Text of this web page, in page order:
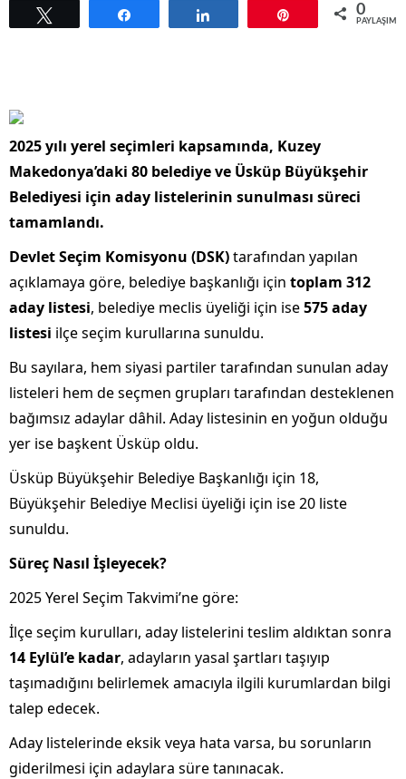
0
2025 yılı yerel seçimleri kapsamında, Kuzey
Makedonya’daki 80 belediye ve Üsküp Büyükşehir
Belediyesi için aday listelerinin sunulması süreci
tamamlandı.
Devlet Seçim Komisyonu (DSK)tarafından yapılan
açıklamaya göre, belediye başkanlığı için toplam 312
aday listesi, belediye meclis üyeliği için ise575 aday
listesi ilçe seçim kurullarına sunuldu.
Bu sayılara, hem siyasi partiler tarafından sunulan aday
listeleri hem de seçmen grupları tarafından desteklenen
bağımsız adaylar dâhil. Aday listesinin en yoğun olduğu
yer ise başkent Üsküp oldu.
Üsküp Büyükşehir Belediye Başkanlığı için 18,
Büyükşehir Belediye Meclisi üyeliği için ise 20 liste
sunuldu.
Süreç Nasıl İşleyecek?
2025 Yerel Seçim Takvimi’ne göre:
İlçe seçim kurulları, aday listelerini teslim aldıktan sonra
14 Eylül’e kadar, adayların yasal şartları taşıyıp
taşımadığını belirlemek amacıyla ilgili kurumlardan bilgi
talep edecek.
Aday listelerinde eksik veya hata varsa, bu sorunların
giderilmesi için adaylara süre tanınacak.